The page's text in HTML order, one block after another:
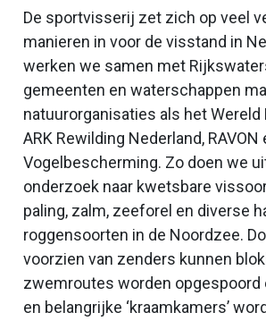
De sportvisserij zet zich op veel
manieren in voor de visstand in
werken we samen met
gemeenten en waterschappen
natuurorganisaties als het Wereld
ARK Rewilding Nederland, RAVON
Vogelbescherming. Zo doen we
onderzoek naar kwetsbare
paling, zalm, zeeforel en diverse
roggensoorten in de Noordzee.
voorzien van zenders kunnen
zwemroutes worden opgespoord
en belangrijke ‘kraamkamers’